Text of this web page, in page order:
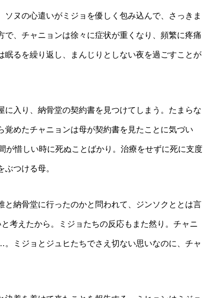
ヌの心遣いがミジョを優しく包み込んで、さっきま
、チャニョンは徐々に症状が重くなり、頻繁に疼痛
るを繰り返し、まんじりとしない夜を過ごすことが
入り、納骨堂の契約書を見つけてしまう。たまらな
覚めたチャニョンは母が契約書を見たことに気づい
が惜しい時に死ぬことばかり。治療をせずに死に支度
つける母。
納骨堂に行ったのかと問われて、ジンソクととは言
考えたから。ミジョたちの反応もまた然り。チャニ
ミジョとジュヒたちでさえ切ない思いなのに、チャ